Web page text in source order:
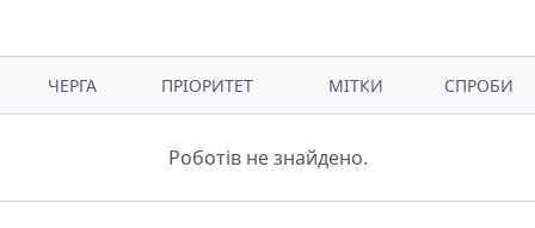
ЧЕРГА ПРІОРИТЕТ МІТКИ СПРОБИ
Роботів не знайдено.